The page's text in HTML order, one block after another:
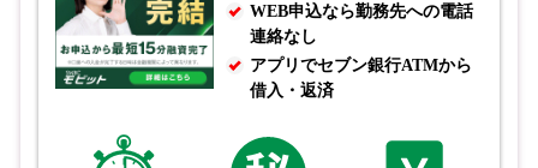
WEB申込なら勤務先への電話
連絡なし
アプリでセブン銀行ATMから
借入・返済